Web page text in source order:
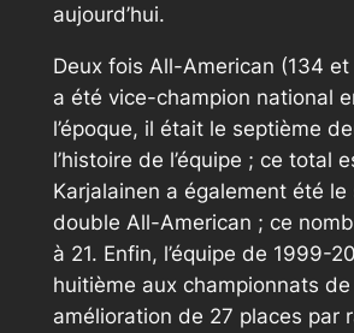
aujourd’hui.
Deux fois All-American (134 et
a été vice-champion national
l’époque, il était le septième
l’histoire de l’équipe ; ce total
Karjalainen a également été le
double All-American ; ce
à 21. Enfin, l’équipe de 1999-
huitième aux championnats
amélioration de 27 places par